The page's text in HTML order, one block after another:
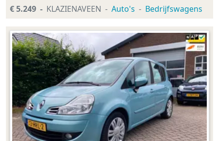
€ 5.249 KLAZIENAVEEN Auto's Bedrijfswagens